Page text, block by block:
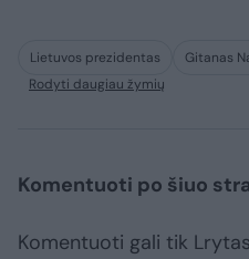
Lietuvos prezidentas Gitanas
Rodyti daugiau žymių
Komentuoti po šiuo
Komentuoti gali tik